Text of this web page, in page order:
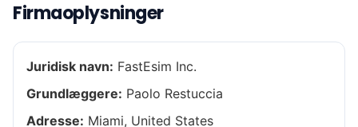
Firmaoplysninger
Juridisk navn: FastEsim Inc.
Grundlæggere: Paolo Restuccia
Adresse: Miami, United States